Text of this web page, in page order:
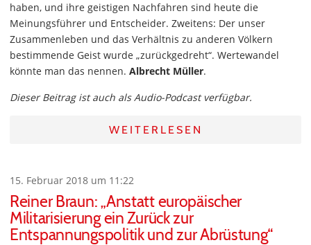
haben, und ihre geistigen Nachfahren sind heute die
Meinungsführer und Entscheider. Zweitens: Der unser
Zusammenleben und das Verhältnis zu anderen Völkern
bestimmende Geist wurde „zurückgedreht“. Wertewandel
könnte man das nennen. Albrecht Müller.
Dieser Beitrag ist auch als Audio-Podcast verfügbar.
WEITERLESEN
15. Februar 2018 um 11:22
Reiner Braun: „Anstatt europäischer
Militarisierung ein Zurück zur
Entspannungspolitik und zur Abrüstung“